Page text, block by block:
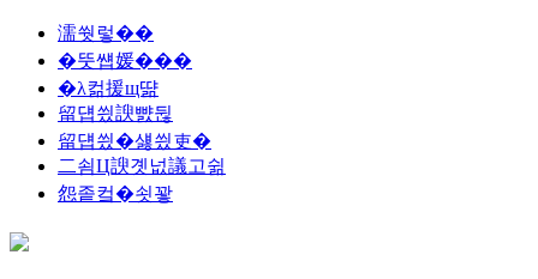
濡쒓렇��
�뚯썝媛���
�λ컮援щ땲
留덉씠諛뺤뒪
留덉씠�섏씠吏�
二쇰Ц諛곗넚議고쉶
怨좉컼�쇳꽣